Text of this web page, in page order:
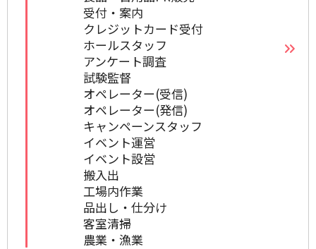
受付・案内
クレジットカード受付
ホールスタッフ
アンケート調査
試験監督
オペレーター(受信)
オペレーター(発信)
キャンペーンスタッフ
イベント運営
イベント設営
搬入出
工場内作業
品出し・仕分け
客室清掃
農業・漁業